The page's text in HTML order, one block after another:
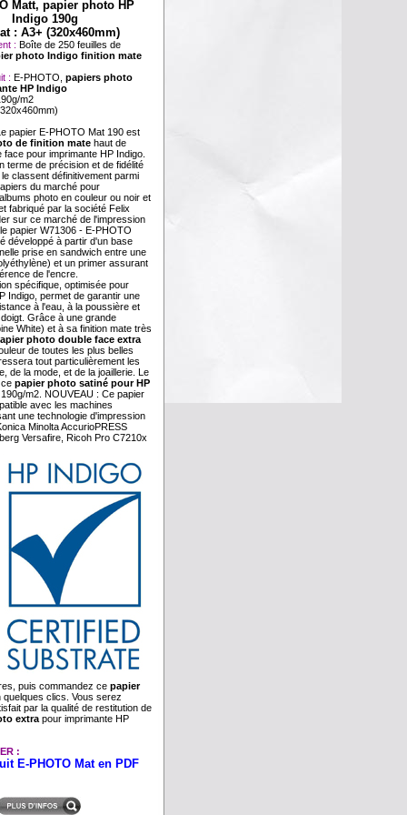
Matt, papier photo HP
Indigo 190g
: A3+ (320x460mm)
: Boîte de 250 feuilles de
photo Indigo finition mate
: E-PHOTO, papiers photo
HP Indigo
m2
papier E-PHOTO Mat 190 est
de finition mate haut de
face pour imprimante HP Indigo.
terme de précision et de fidélité
classent définitivement parmi
du marché pour
photo en couleur ou noir et
fabriqué par la société Felix
sur ce marché de l'impression
papier W71306 - E-PHOTO
développé à partir d'un base
prise en sandwich entre une
et un primer assurant
de l'encre.
spécifique, optimisée pour
Indigo, permet de garantir une
à l'eau, à la poussière et
Grâce à une grande
White) et à sa finition mate très
photo double face extra
de toutes les plus belles
tout particulièrement les
de la mode, et de la joaillerie. Le
papier photo satiné pour HP
m2. NOUVEAU : Ce papier
avec les machines
une technologie d'impression
Minolta AccurioPRESS
Versafire, Ricoh Pro C7210x
puis commandez ce papier
clics. Vous serez
par la qualité de restitution de
extra pour imprimante HP
:
E-PHOTO Mat en PDF